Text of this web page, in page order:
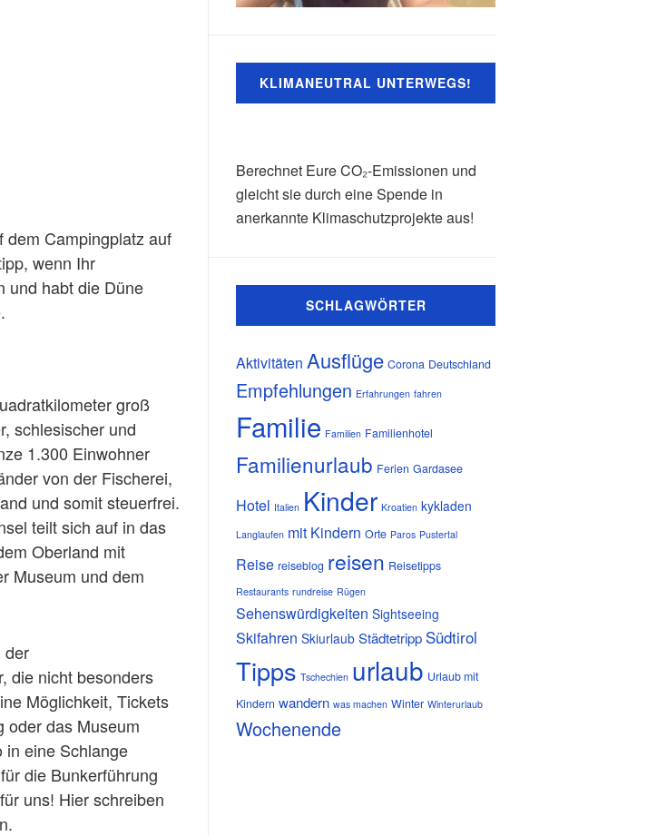
dem Campingplatz auf
wenn Ihr
und habt die Düne
groß
schlesischer und
1.300 Einwohner
von der Fischerei,
und somit steuerfrei.
teilt sich auf in das
Oberland mit
Museum und dem
der
die nicht besonders
Möglichkeit, Tickets
oder das Museum
in eine Schlange
die Bunkerführung
uns! Hier schreiben
KLIMANEUTRAL UNTERWEGS!
Berechnet Eure CO₂-Emissionen und
gleicht sie durch eine Spende in
anerkannte Klimaschutzprojekte aus!
SCHLAGWÖRTER
Aktivitäten Ausflüge Corona Deutschland
Empfehlungen Erfahrungen fahren
Familie Familien Familienhotel
Familienurlaub Ferien Gardasee
Hotel Italien Kinder Kroatien kykladen
Langlaufen mit Kindern Orte Paros Pustertal
Reise reiseblog reisen Reisetipps
Restaurants rundreise Rügen
Sehenswürdigkeiten Sightseeing
Skifahren Skiurlaub Städtetripp Südtirol
Tipps Tschechien urlaub Urlaub mit
Kindern wandern was machen Winter Winterurlaub
Wochenende